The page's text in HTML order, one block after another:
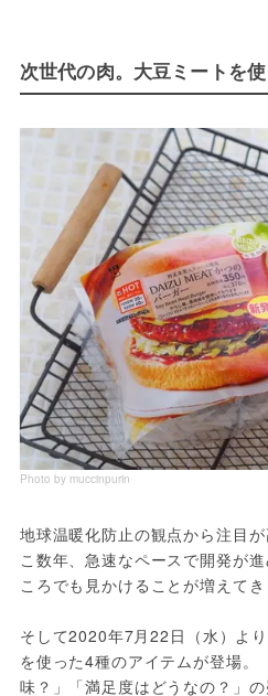
次世代の肉。大豆ミートを
Photo by muccinpurin
地球温暖化防止の観点から注目
こ数年、急速なペースで開発が
ころでも見かけることが増えてき
そして2020年7月22日（水）よ
を使った4種のアイテムが登場。
味？」「満足度はどうなの？」